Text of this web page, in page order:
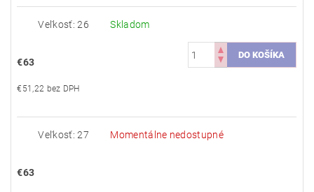
Veľkosť: 26 Skladom
€63
€51,22 bez DPH
Veľkosť: 27 Momentálne nedostupné
€63